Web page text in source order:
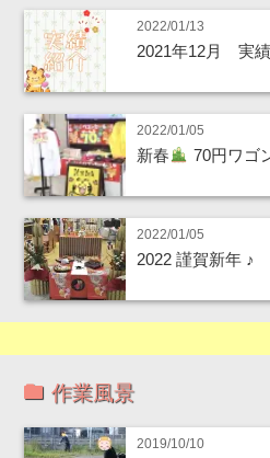
2022/01/13
2021年12月 実
2022/01/05
新春 70円ワゴ
2022/01/05
2022 謹賀新年 ♪
作業風景
2019/10/10